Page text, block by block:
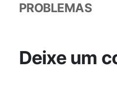
PROBLEMAS
Deixe um